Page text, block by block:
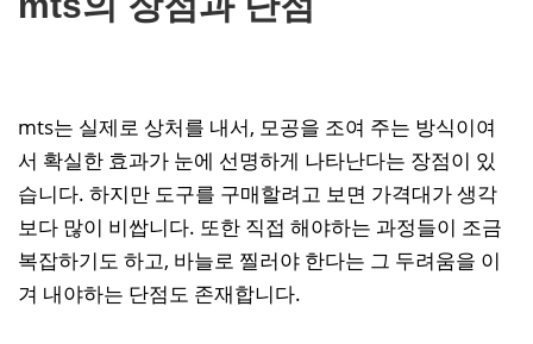
mts는 실제로 상처를 내서, 모공을 조여 주는 방식이여
서 확실한 효과가 눈에 선명하게 나타난다는 장점이 있
습니다. 하지만 도구를 구매할려고 보면 가격대가 생각
보다 많이 비쌉니다. 또한 직접 해야하는 과정들이 조금
복잡하기도 하고, 바늘로 찔러야 한다는 그 두려움을 이
겨 내야하는 단점도 존재합니다.